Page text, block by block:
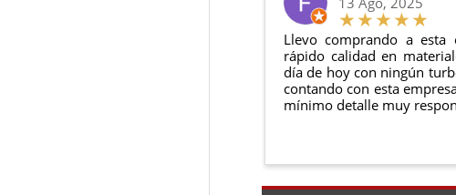
Llevo comprando a
rápido calidad en
día de hoy con ningún
contando con esta
mínimo detalle muy